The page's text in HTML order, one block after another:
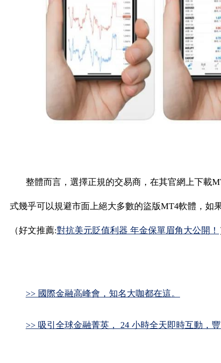
整體而言，選擇正規的交易商，在其官網上下載
式幾乎可以規避市面上絕大多數的盜版MT4軟體，如
（好文推薦:對抗美元貶值利器 年金保單眉角大公開！
>> 國際金融高峰會，知名大咖都在這。
>> 吸引全球金融菁英， 24 小時全天即時互動，